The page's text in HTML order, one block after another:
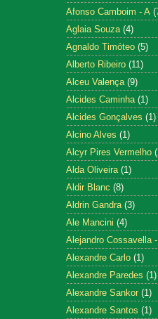
Afonso Camboim - A
Aglaia Souza (4)
Agnaldo Timóteo (5)
Alberto Ribeiro (11)
Alceu Valença (9)
Alcides Caminha (1)
Alcides Gonçalves (1)
Alcino Alves (1)
Alcyr Pires Vermelho
Alda Oliveira (1)
Aldir Blanc (8)
Aldrin Gandra (3)
Ale Mancini (4)
Alejandro Cossavella
Alexandre Carlo (1)
Alexandre Paredes (1)
Alexandre Sankor (1)
Alexandre Santos (1)